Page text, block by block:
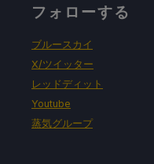
フォローする
ブルースカイ
X/ツイッター
レッドディット
Youtube
蒸気グループ